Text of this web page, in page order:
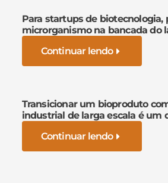
Para startups de
microrganismo na bancada do
Continuar lendo
Transicionar um bioproduto
industrial de larga escala é um
Continuar lendo